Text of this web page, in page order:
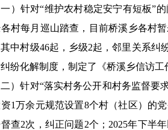
一）针对“维护农村稳定安宁有短板”
村每月巡山踏查，目前桥溪乡各村
中村级46起，乡级2起，邻里关系纠
纷化解制度，制定了《桥溪乡信访工
二）针对“落实村务公开和村务监督
1万余元规范设置8个村（社区）的
查2次，纠正问题2个；2025年下半